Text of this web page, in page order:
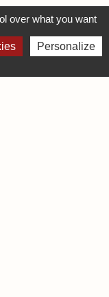
over what you want
Personalize